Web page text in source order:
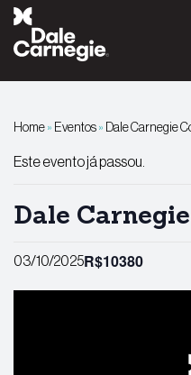
Pular
conteúdo
Home» Eventos» Dale Carnegie
Este evento já passou.
Dale
03/10/2025R$10380